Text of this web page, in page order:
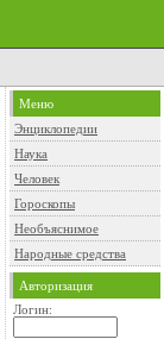
Меню
Энциклопедии
Наука
Человек
Гороскопы
Необъяснимое
Народные средства
Авторизация
Логин: